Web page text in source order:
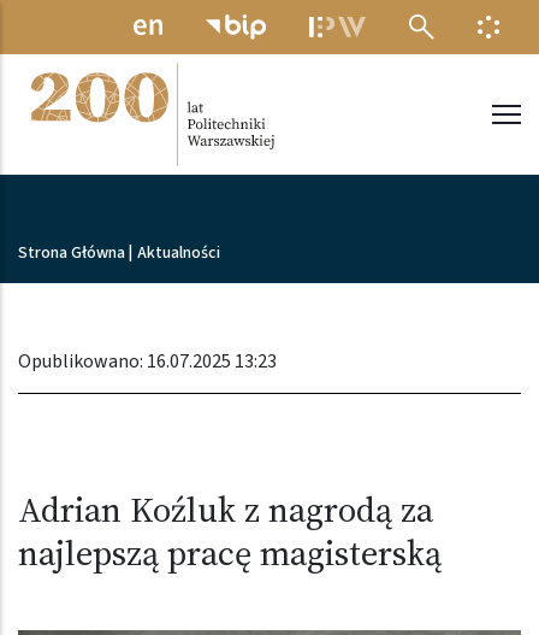
Przejdź do treści
MENU
Ścieżka nawigacyjna
Strona Główna Aktualności
Opublikowano: 16.07.2025 13:23
Adrian Koźluk z nagrodą za
najlepszą pracę magisterską